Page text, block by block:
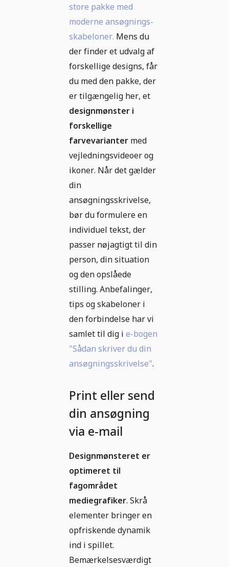
store pakke med
moderne ansøgnings-
skabeloner. Mens du
der finder et udvalg af
forskellige designs, får
du med den pakke, der
er tilgængelig her, et
designmønster i
forskellige
farvevarianter med
vejledningsvideoer og
ikoner. Når det gælder
din
ansøgningsskrivelse,
bør du formulere en
individuel tekst, der
passer nøjagtigt til din
person, din situation
og den opslåede
stilling. Anbefalinger,
tips og skabeloner i
den forbindelse har vi
samlet til dig i e-bogen
"Sådan skriver du din
ansøgningsskrivelse".
Print eller send
din ansøgning
via e-mail
Designmønsteret er
optimeret til
fagområdet
mediegrafiker. Skrå
elementer bringer en
opfriskende dynamik
ind i spillet.
Bemærkelsesværdigt